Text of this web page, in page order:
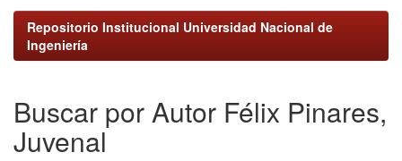
Repositorio Institucional Universidad Nacional de
Ingeniería
Buscar por Autor Félix Pinares,
Juvenal